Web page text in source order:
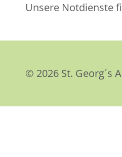
Unsere Notdienste
© 2026 St. Georg´s